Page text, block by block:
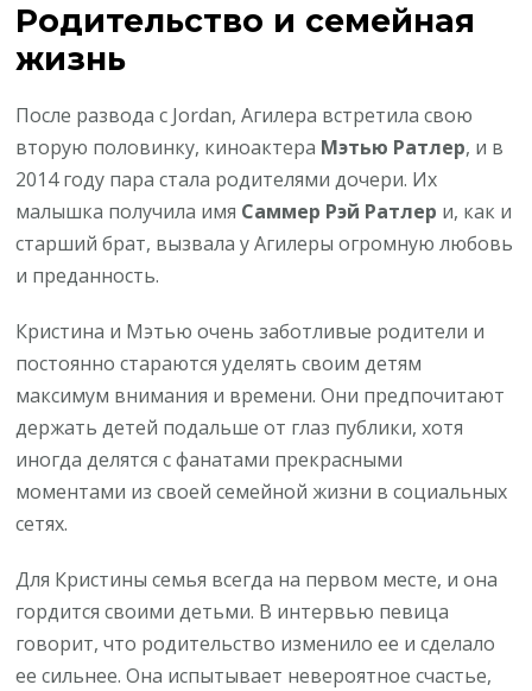
Родительство и семейная
жизнь
После развода с Jordan, Агилера встретила свою
вторую половинку, киноактера Мэтью Ратлер, и в
2014 году пара стала родителями дочери. Их
малышка получила имя Саммер Рэй Ратлер и, как и
старший брат, вызвала у Агилеры огромную любовь
и преданность.
Кристина и Мэтью очень заботливые родители и
постоянно стараются уделять своим детям
максимум внимания и времени. Они предпочитают
держать детей подальше от глаз публики, хотя
иногда делятся с фанатами прекрасными
моментами из своей семейной жизни в социальных
сетях.
Для Кристины семья всегда на первом месте, и она
гордится своими детьми. В интервью певица
говорит, что родительство изменило ее и сделало
ее сильнее. Она испытывает невероятное счастье,